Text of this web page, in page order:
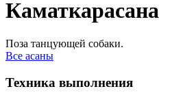
Каматкарасана
Поза танцующей собаки.
Все асаны
Техника выполнения